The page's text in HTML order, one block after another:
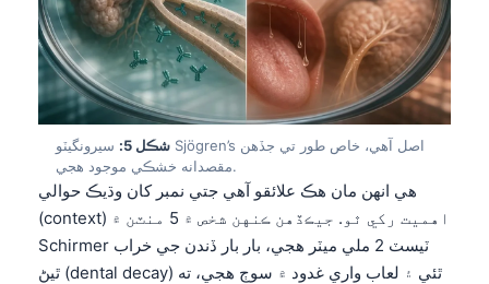
شڪل 5:
سيرونگيٽو Sjögren’s اصل آهي، خاص طور تي جڏهن
مقصدانه خشڪي موجود هجي.
هي انهن مان هڪ علائقو آهي جتي نمبر کان وڌيڪ حوالي
(context) اهميت رکي ٿو. جيڪڏهن ڪنهن شخص ۾ 5 منٽن ۾
Schirmer ٽيسٽ 2 ملي ميٽر هجي، بار بار ڏندن جي خراب
ٿيڻ (dental decay) ٿئي ۽ لعاب واري غدود ۾ سوڄ هجي، ته